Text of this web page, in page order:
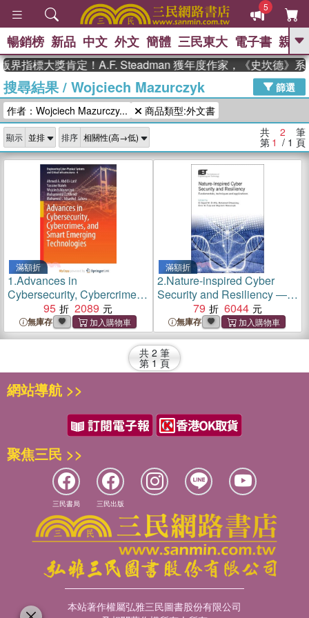
5
GO
熱搜： 東野圭吾 高希均教授回憶錄
、 The Odyssey 、 父親節 、 如果歷
史是一群喵 、 暑期推薦
獎 臺灣漫遊錄 、 方念華 、 台灣的李
登輝時代
數學女孩：黎曼猜想 、
偉大的迷走神經
暢銷榜 新品 中文 外文 簡體 三民東大 電子書 親子
界指標大獎肯定！A.F. Steadman 獲年度作家，《史坎德》系
搜尋結果/ Wojciech Mazurczyk
篩選
作者：Wojciech Mazurczy...
商品類型:外文書
顯示 排序 共 2 筆
第 1 / 1 頁
滿額折
1.Advances in
Cybersecurity, Cybercrimes,
and Smart Emerging
Technologies
95 2089
無庫存
滿額折
2.Nature-inspired Cyber
Security and Resiliency ―
Fundamentals, Techniques
and Applications
79 6044
無庫存
共 2 筆
第 1 頁
網站導航 >>
聚焦三民 >>
三民書局 三民出版
本站著作權屬弘雅三民圖書股份有限公司